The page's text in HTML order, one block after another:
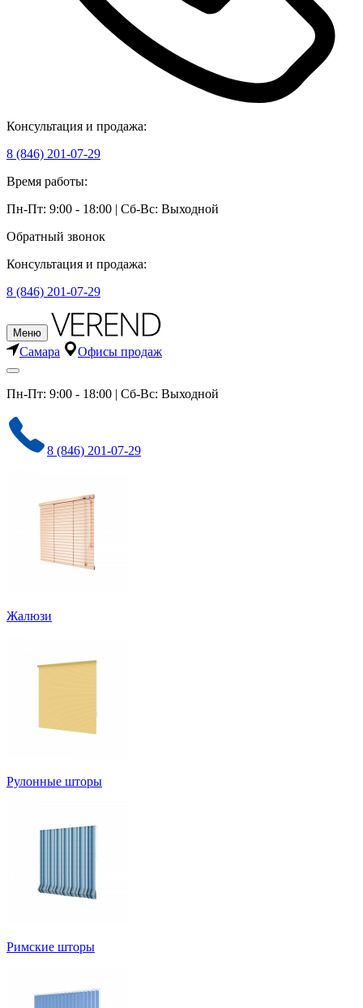
Консультация и продажа:
8 (846) 201-07-29
Время работы:
Пн-Пт: 9:00 - 18:00 | Сб-Вс: Выходной
Обратный звонок
Консультация и продажа:
8 (846) 201-07-29
Меню
Самара Офисы продаж
Пн-Пт: 9:00 - 18:00 | Сб-Вс: Выходной
8 (846) 201-07-29
Жалюзи
Рулонные шторы
Римские шторы